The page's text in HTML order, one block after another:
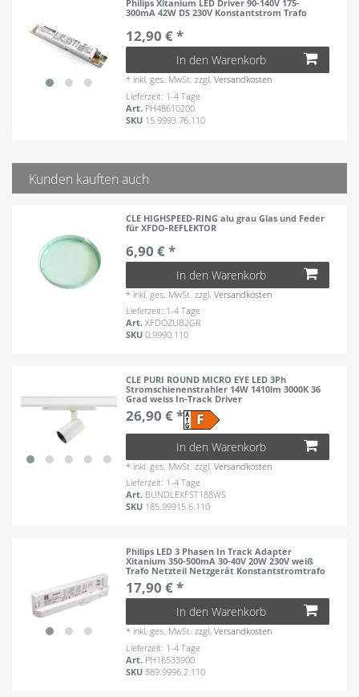
Philips Xitanium LED Driver 90-140V 175-
300mA 42W DS 230V Konstantstrom Trafo
12,90 € *
In den Warenkorb
* inkl. ges. MwSt. zzgl.Versandkosten
Lieferzeit: 1-4 Tage
Art. PH48610200
SKU 15.9993.76.110
Kunden kauften auch
CLE HIGHSPEED-RING alu grau Glas und Feder
für XFDO-REFLEKTOR
6,90 € *
In den Warenkorb
* inkl. ges. MwSt. zzgl.Versandkosten
Lieferzeit: 1-4 Tage
Art.XFDOZUB2GR
SKU0.9990.110
CLE PURI ROUND MICRO EYE LED 3Ph
Stromschienenstrahler 14W 1410lm 3000K 36
Grad weiss In-Track Driver
26,90 € *
In den Warenkorb
* inkl. ges. MwSt. zzgl.Versandkosten
Lieferzeit: 1-4 Tage
Art. BUNDLEXFST188WS
SKU 185.99915.6.110
Philips LED 3 Phasen In Track Adapter
Xitanium 350-500mA 30-40V 20W 230V weiß
Trafo Netzteil Netzgerät Konstantstromtrafo
17,90 € *
In den Warenkorb
* inkl. ges. MwSt. zzgl.Versandkosten
Lieferzeit: 1-4 Tage
Art. PH16533900
SKU889.9996.2.110